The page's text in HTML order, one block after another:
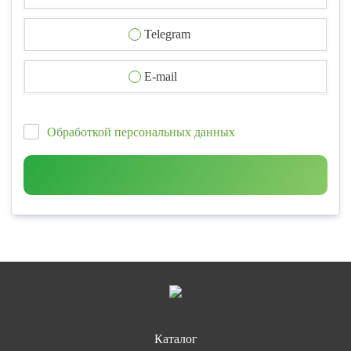
Telegram
E-mail
Обработкой персональных данных
Каталог